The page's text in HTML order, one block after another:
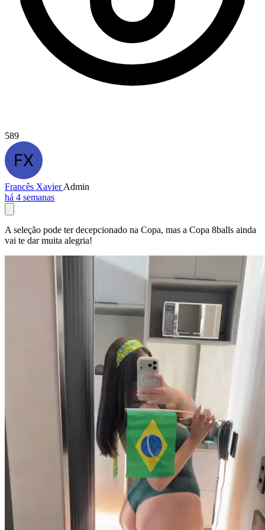
589
Francês XavierAdmin
há 4 semanas
A seleção pode ter decepcionado na Copa, mas a Copa 8balls ainda
vai te dar muita alegria!